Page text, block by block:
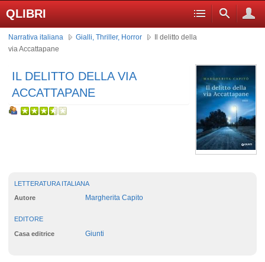
QLIBRI
Narrativa italiana Gialli, Thriller, Horror
Il delitto della
via Accattapane
IL DELITTO DELLA VIA
ACCATTAPANE
LETTERATURA ITALIANA
Autore Margherita Capito
EDITORE
Casa editrice Giunti